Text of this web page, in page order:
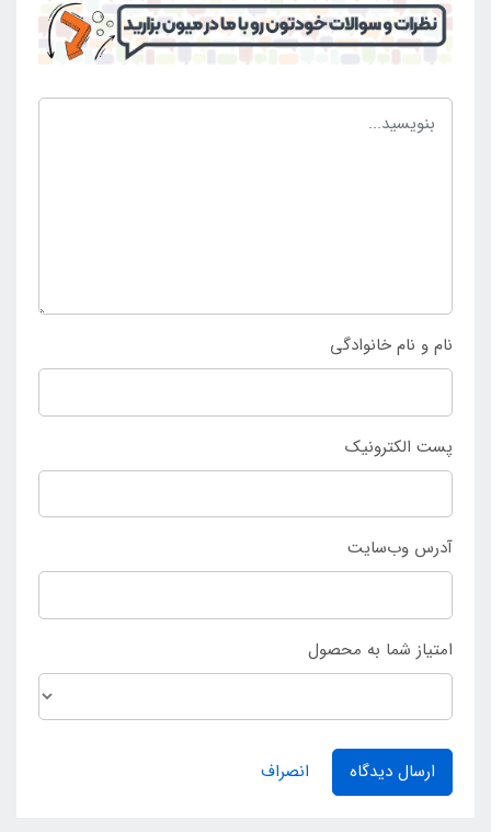
از مخلوط شدن ادویه ها جلوگیری خواهند کرد. در صورت
نیاز به همراه داشتن تعداد بیشتری از ادویه ها می توانید
نام و نام خانوادگی
پست الکترونیک
آدرس وب‌سایت
امتیاز شما به محصول
ارسال دیدگاه انصراف